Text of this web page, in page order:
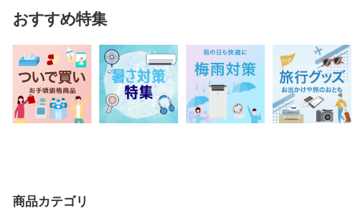
おすすめ特集
商品カテゴリ